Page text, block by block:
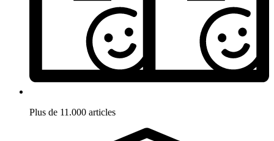
Plus de 11.000 articles